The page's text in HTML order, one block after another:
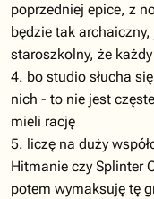
poprzedniej epice, z
będzie tak
staroszkolny, że
4. bo studio słucha
nich - to nie jest
mieli rację
5. liczę na duży
Hitmanie czy Splinter
potem wymaksuję tę